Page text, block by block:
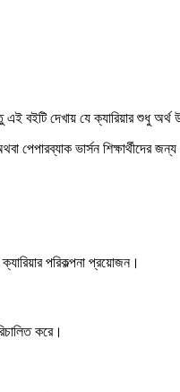
এই বইটি দেখায় যে ক্যারিয়ার শুধু
পেপারব্যাক ভার্সন শিক্ষার্থীদের
পরিকল্পনা প্রয়োজন।
করে।